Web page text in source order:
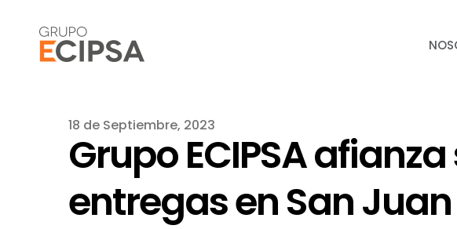
18 de Septiembre, 2023
Grupo ECIPSA
entregas en San Juan